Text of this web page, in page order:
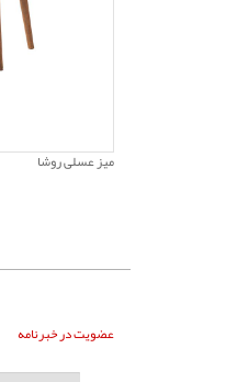
میز عسلی روشا
عضویت در خبرنامه